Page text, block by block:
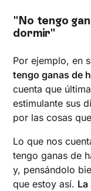
"No tengo
dormir"
Por ejemplo, en
tengo ganas de
cuenta que
estimulante sus
por las cosas
Lo que nos
tengo ganas de
y, pensándolo
que estoy así.